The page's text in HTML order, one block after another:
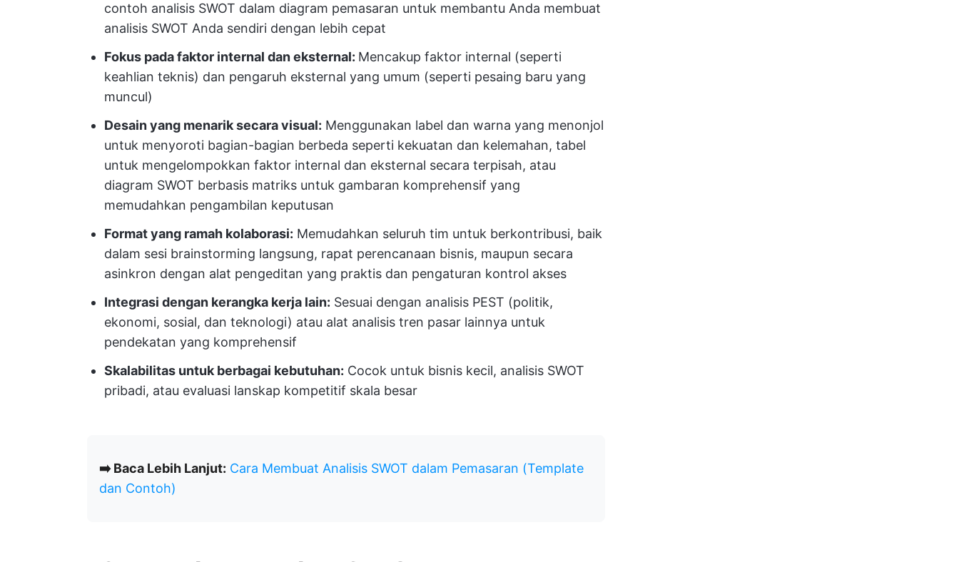
contoh analisis SWOT dalam diagram pemasaran untuk membantu Anda membuat
analisis SWOT Anda sendiri dengan lebih cepat
Fokus pada faktor internal dan eksternal: Mencakup faktor internal (seperti
keahlian teknis) dan pengaruh eksternal yang umum (seperti pesaing baru yang
muncul)
Desain yang menarik secara visual: Menggunakan label dan warna yang menonjol
untuk menyoroti bagian-bagian berbeda seperti kekuatan dan kelemahan, tabel
untuk mengelompokkan faktor internal dan eksternal secara terpisah, atau
diagram SWOT berbasis matriks untuk gambaran komprehensif yang
memudahkan pengambilan keputusan
Format yang ramah kolaborasi: Memudahkan seluruh tim untuk berkontribusi, baik
dalam sesi brainstorming langsung, rapat perencanaan bisnis, maupun secara
asinkron dengan alat pengeditan yang praktis dan pengaturan kontrol akses
Integrasi dengan kerangka kerja lain: Sesuai dengan analisis PEST (politik,
ekonomi, sosial, dan teknologi) atau alat analisis tren pasar lainnya untuk
pendekatan yang komprehensif
Skalabilitas untuk berbagai kebutuhan: Cocok untuk bisnis kecil, analisis SWOT
pribadi, atau evaluasi lanskap kompetitif skala besar
➡️ Baca Lebih Lanjut: Cara Membuat Analisis SWOT dalam Pemasaran (Template
dan Contoh)